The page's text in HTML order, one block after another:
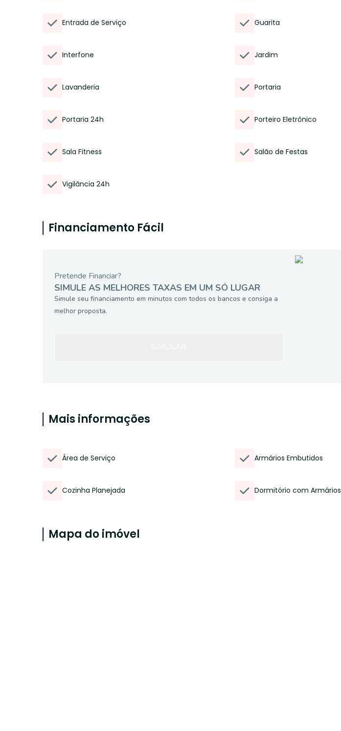
Entrada de Serviço Guarita
Interfone Jardim
Lavanderia Portaria
Portaria 24h Porteiro Eletrônico
Sala Fitness Salão de Festas
Vigilância 24h
Financiamento Fácil
Pretende Financiar?
SIMULE AS MELHORES TAXAS EM UM SÓ LUGAR
Simule seu financiamento em minutos com todos os bancos e consiga a
melhor proposta.
Mais informações
Área de Serviço Armários Embutidos
Cozinha Planejada Dormitório com Armários
Mapa do imóvel